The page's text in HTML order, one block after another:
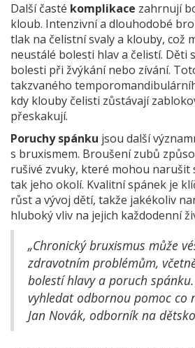
Další časté komplikace zahrnují
kloub. Intenzivní a dlouhodobé
tlak na čelistní svaly a klouby, což
neustálé bolesti hlav a čelistí. Děti
bolesti při žvýkání nebo zívání.
takzvaného
kdy klouby čelisti zůstávají
přeskakují.
Poruchy spánku jsou další
s bruxismem. Broušení zubů
rušivé zvuky, které mohou narušit
tak jeho okolí. Kvalitní spánek je
růst a vývoj dětí, takže jakékoliv
hluboký vliv na jejich každodenní
„Chronický bruxismus může
zdravotním problémům,
bolestí hlavy a poruch
vyhledat odbornou pomoc co
Jan Novák, odborník na